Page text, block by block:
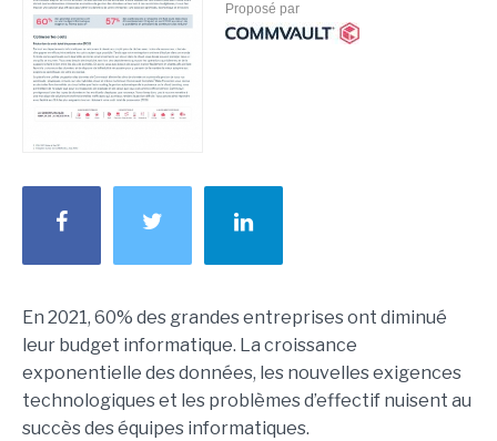
Proposé par
En 2021, 60% des grandes entreprises ont diminué
leur budget informatique. La croissance
exponentielle des données, les nouvelles exigences
technologiques et les problèmes d’effectif nuisent au
succès des équipes informatiques.